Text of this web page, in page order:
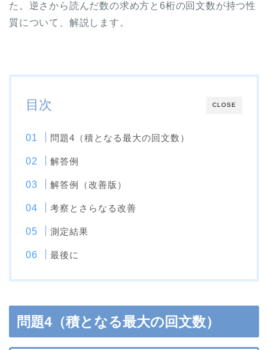
た。逆さから読んだ数の求め方と6桁の回文数が持つ性
質について、解説します。
CLOSE
目次
問題4（積となる最大の回文数）
解答例
解答例（改善版）
考察とさらなる改善
測定結果
最後に
問題4（積となる最大の回文数）